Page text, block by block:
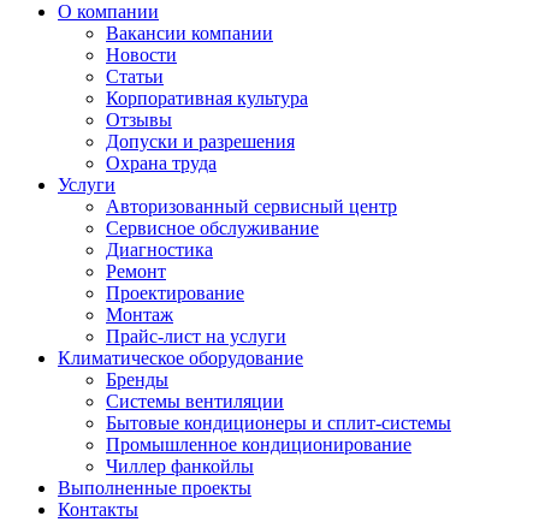
О компании
Вакансии компании
Новости
Статьи
Корпоративная культура
Отзывы
Допуски и разрешения
Охрана труда
Услуги
Авторизованный сервисный центр
Сервисное обслуживание
Диагностика
Ремонт
Проектирование
Монтаж
Прайс-лист на услуги
Климатическое оборудование
Бренды
Системы вентиляции
Бытовые кондиционеры и сплит-системы
Промышленное кондиционирование
Чиллер фанкойлы
Выполненные проекты
Контакты